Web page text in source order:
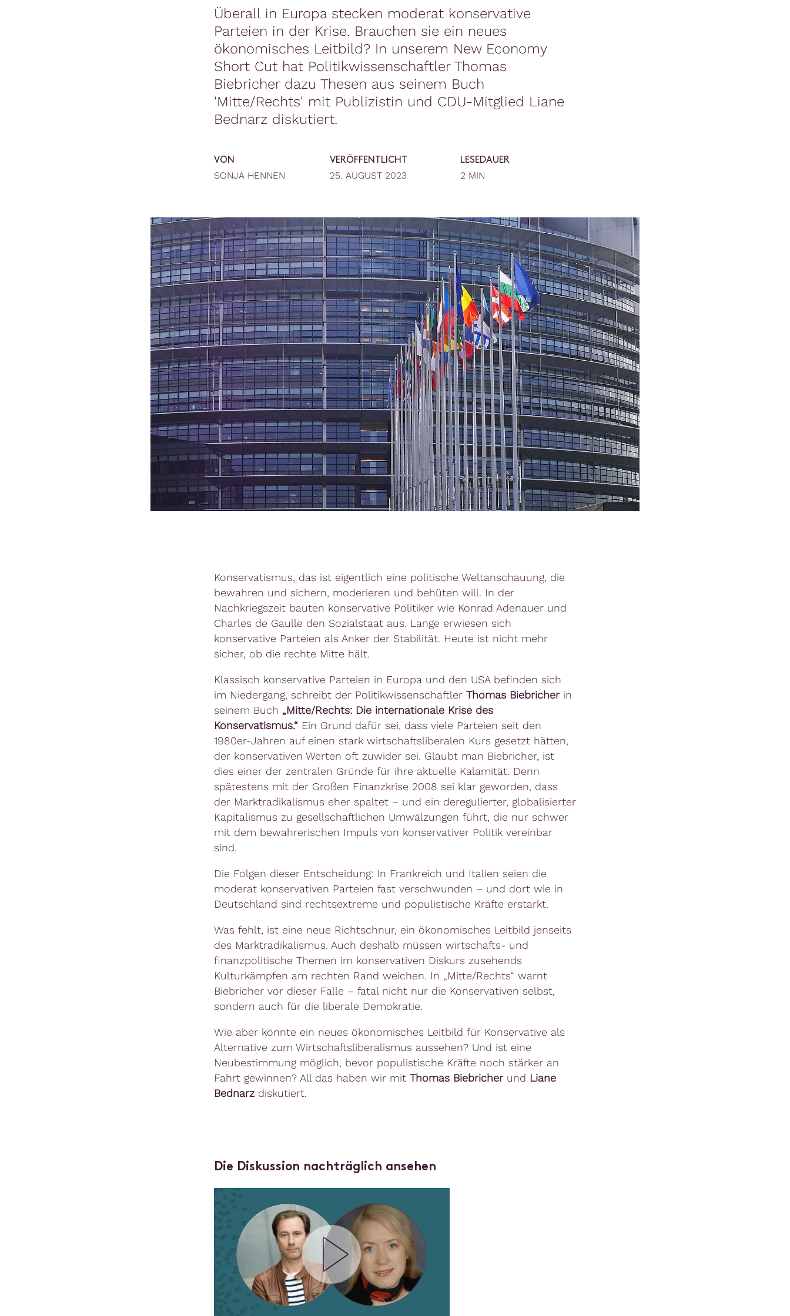
Überall in Europa stecken moderat konservative
Parteien in der Krise. Brauchen sie ein neues
ökonomisches Leitbild? In unserem New Economy
Short Cut hat Politikwissenschaftler Thomas
Biebricher dazu Thesen aus seinem Buch
'Mitte/Rechts' mit Publizistin und CDU-Mitglied Liane
Bednarz diskutiert.
VON
SONJA HENNEN
VERÖFFENTLICHT
25. AUGUST 2023
LESEDAUER
2 MIN
Konservatismus, das ist eigentlich eine politische Weltanschauung, die
bewahren und sichern, moderieren und behüten will. In der
Nachkriegszeit bauten konservative Politiker wie Konrad Adenauer und
Charles de Gaulle den Sozialstaat aus. Lange erwiesen sich
konservative Parteien als Anker der Stabilität. Heute ist nicht mehr
sicher, ob die rechte Mitte hält.
Klassisch konservative Parteien in Europa und den USA befinden sich
im Niedergang, schreibt der Politikwissenschaftler Thomas Biebricherin
seinem Buch „Mitte/Rechts: Die internationale Krise des
Konservatismus.“Ein Grund dafür sei, dass viele Parteien seit den
1980er-Jahren auf einen stark wirtschaftsliberalen Kurs gesetzt hätten,
der konservativen Werten oft zuwider sei. Glaubt man Biebricher, ist
dies einer der zentralen Gründe für ihre aktuelle Kalamität. Denn
spätestens mit der Großen Finanzkrise 2008 sei klar geworden, dass
der Marktradikalismus eher spaltet – und ein deregulierter, globalisierter
Kapitalismus zu gesellschaftlichen Umwälzungen führt, die nur schwer
mit dem bewahrerischen Impuls von konservativer Politik vereinbar
sind.
Die Folgen dieser Entscheidung: In Frankreich und Italien seien die
moderat konservativen Parteien fast verschwunden – und dort wie in
Deutschland sind rechtsextreme und populistische Kräfte erstarkt.
Was fehlt, ist eine neue Richtschnur, ein ökonomisches Leitbild jenseits
des Marktradikalismus. Auch deshalb müssen wirtschafts- und
finanzpolitische Themen im konservativen Diskurs zusehends
Kulturkämpfen am rechten Rand weichen. In „Mitte/Rechts“ warnt
Biebricher vor dieser Falle – fatal nicht nur die Konservativen selbst,
sondern auch für die liberale Demokratie.
Wie aber könnte ein neues ökonomisches Leitbild für Konservative als
Alternative zum Wirtschaftsliberalismus aussehen? Und ist eine
Neubestimmung möglich, bevor populistische Kräfte noch stärker an
Fahrt gewinnen? All das haben wir mit Thomas Biebricherund Liane
Bednarzdiskutiert.
Die Diskussion nachträglich ansehen